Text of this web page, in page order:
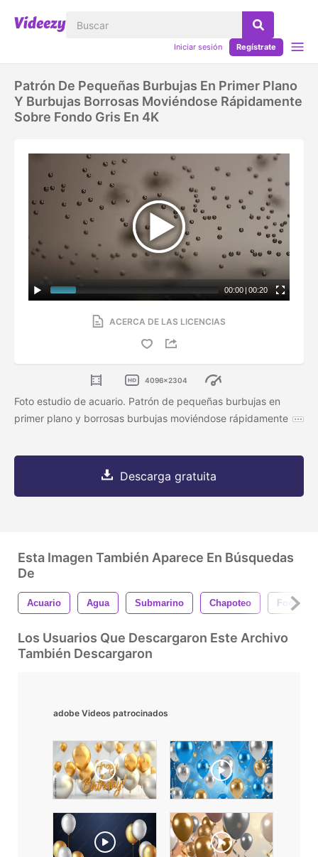
Iniciar sesión Regístrate
Patrón De Pequeñas Burbujas En Primer Plano
Y Burbujas Borrosas Moviéndose Rápidamente
Sobre Fondo Gris En 4K
00:00 | 00:20
ACERCA DE LAS LICENCIAS
4096x2304
Foto estudio de acuario. Patrón de pequeñas burbujas en
primer plano y borrosas burbujas moviéndose rápidamente
Descarga gratuita
Esta Imagen También Aparece En Búsquedas
De
Acuario Agua Submarino Chapoteo Fondo
Los Usuarios Que Descargaron Este Archivo
También Descargaron
adobe Videos patrocinados